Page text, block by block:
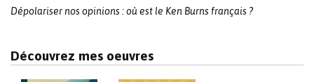
Dépolariser nos opinions : où est le Ken Burns français ?
Découvrez mes oeuvres